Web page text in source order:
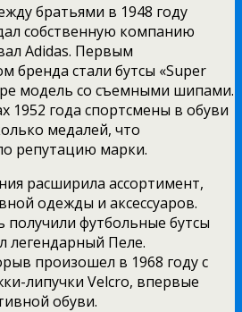
братьями в 1948 году
собственную компанию
Adidas. Первым
бренда стали бутсы «Super
модель со съемными шипами.
1952 года спортсмены в обуви
медалей, что
репутацию марки.
расширила ассортимент,
одежды и аксессуаров.
получили футбольные бутсы
легендарный Пеле.
произошел в 1968 году с
липучки Velcro, впервые
обуви.